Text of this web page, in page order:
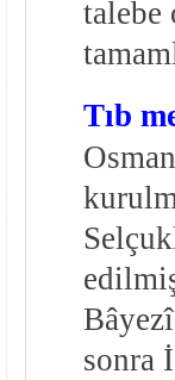
talebe
Tıb
sonra